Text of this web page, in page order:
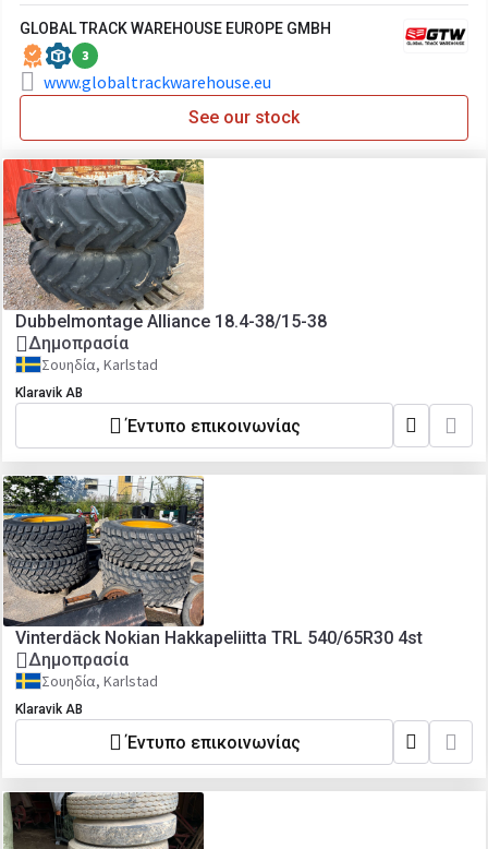
GLOBAL TRACK WAREHOUSE EUROPE GMBH
3
www.globaltrackwarehouse.eu
See our stock
Dubbelmontage Alliance 18.4-38/15-38
Δημοπρασία
Σουηδία, Karlstad
Klaravik AB
Έντυπο επικοινωνίας
Vinterdäck Nokian Hakkapeliitta TRL 540/65R30 4st
Δημοπρασία
Σουηδία, Karlstad
Klaravik AB
Έντυπο επικοινωνίας